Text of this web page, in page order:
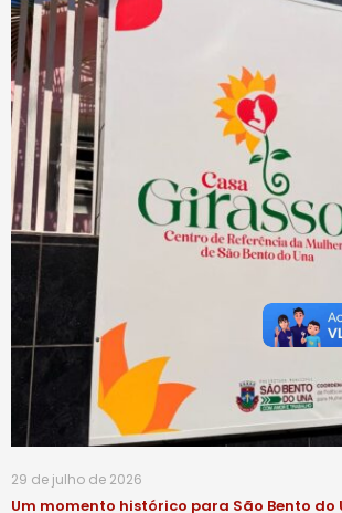
29 de julho de 2026
Um momento histórico para São Bento do